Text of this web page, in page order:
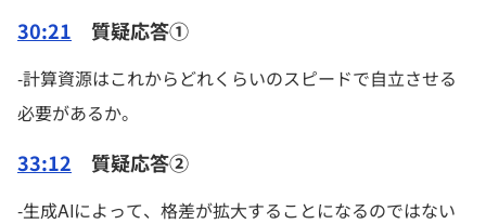
30:21 質疑応答①
-計算資源はこれからどれくらいのスピードで自立させる
必要があるか。
33:12 質疑応答②
-生成AIによって、格差が拡大することになるのではない